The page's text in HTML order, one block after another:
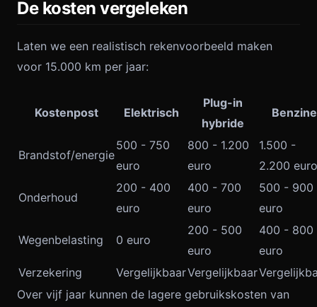
De kosten vergeleken
Laten we een realistisch rekenvoorbeeld maken
voor 15.000 km per jaar:
Kostenpost Elektrisch
Plug-in
hybride
Benzine
Brandstof/energie
500 - 750
euro
800 - 1.200
euro
1.500 -
2.200 euro
Onderhoud
200 - 400
euro
400 - 700
euro
500 - 900
euro
Wegenbelasting 0 euro
200 - 500
euro
400 - 800
euro
Verzekering
VergelijkbaarVergelijkbaar
Over vijf jaar kunnen de lagere gebruikskosten van